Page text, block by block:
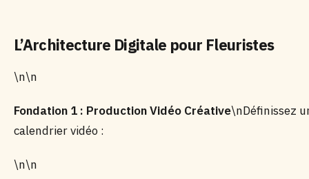
L’Architecture Digitale pour Fleuristes
\n\n
Fondation 1 : Production Vidéo Créative\nDéfinissez
calendrier vidéo :
\n\n